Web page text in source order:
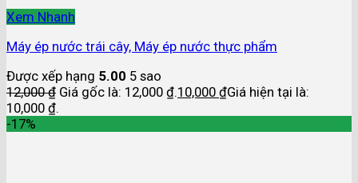
Xem Nhanh
Máy ép nước trái cây, Máy ép nước thực phẩm
Được xếp hạng 5.00 5 sao
12,000₫ Giá gốc là: 12,000 ₫.10,000 ₫Giá hiện tại là:
10,000 ₫.
-17%